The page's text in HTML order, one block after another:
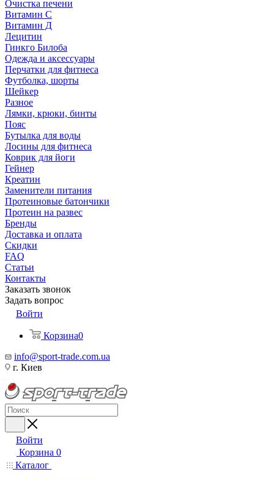
Очистка печени
Витамин С
Витамин Д
Лецитин
Гинкго Билоба
Одежда и аксессуары
Перчатки для фитнеса
Футболка, шорты
Шейкер
Разное
Лямки, крюки, бинты
Пояс
Бутылка для воды
Лосины для фитнеса
Коврик для йоги
Гейнер
Креатин
Заменители питания
Протеиновые батончики
Протеин на развес
Бренды
Доставка и оплата
Скидки
FAQ
Статьи
Контакты
Заказать звонок
Задать вопрос
Войти
Корзина0
info@sport-trade.com.ua
г. Киев
Войти
Корзина 0
Каталог